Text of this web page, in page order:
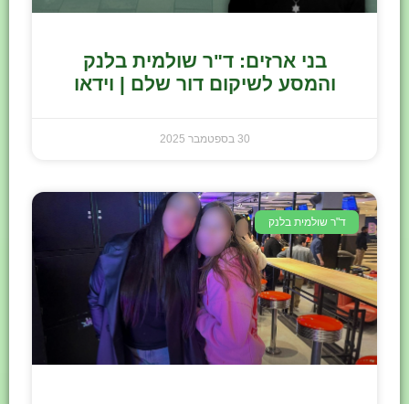
בני ארזים: ד"ר שולמית בלנק
והמסע לשיקום דור שלם | וידאו
30 בספטמבר 2025
ד"ר שולמית בלנק